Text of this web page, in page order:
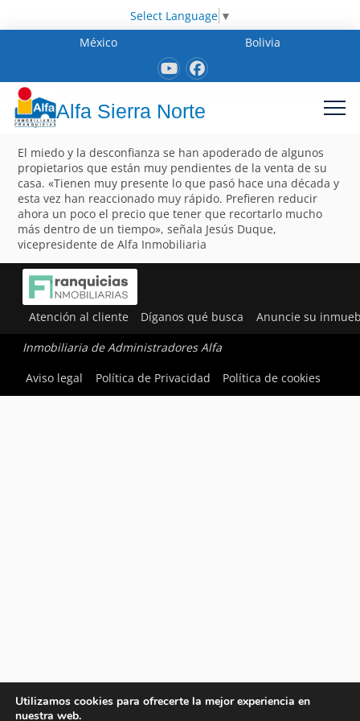
Select Language ▼
México
Bolivia
Alfa Sierra Norte
El miedo y la desconfianza se han apoderado de algunos
propietarios que están muy pendientes de la venta de su
casa. «Tienen muy presente lo que pasó hace una década y
esta vez han reaccionado muy rápido. Prefieren reducir
ahora un poco el precio que tener que recortarlo mucho
más dentro de un tiempo», señala Jesús Duque,
vicepresidente de Alfa Inmobiliaria
Atención al cliente Díganos qué busca Anuncie su
Inmobiliaria de Administradores Alfa
Aviso legal
Política de Privacidad Política de cookies
Utilizamos cookies para ofrecerte la mejor experiencia en
nuestra web.